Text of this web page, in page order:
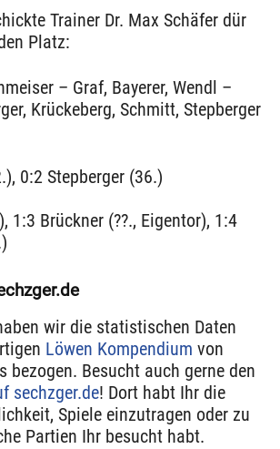
Trainer Dr. Max Schäfer dür
Platz:
– Graf, Bayerer, Wendl –
Krückeberg, Schmitt, Stepberger
0:2 Stepberger (36.)
1:3 Brückner (??., Eigentor), 1:4
wir die statistischen Daten
Löwen Kompendium von
bezogen. Besucht auch gerne den
sechzger.de! Dort habt Ihr die
Spiele einzutragen oder zu
Partien Ihr besucht habt.